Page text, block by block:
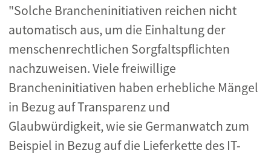
"Solche Brancheninitiativen reichen nicht
automatisch aus, um die Einhaltung der
menschenrechtlichen Sorgfaltspflichten
nachzuweisen. Viele freiwillige
Brancheninitiativen haben erhebliche Mängel
in Bezug auf Transparenz und
Glaubwürdigkeit, wie sie Germanwatch zum
Beispiel in Bezug auf die Lieferkette des IT-